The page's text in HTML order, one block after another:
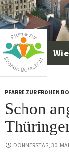
Zum
Inhalt
springen
Suchen
PFARRE ZUR FROHEN
Schon
DONNERSTAG, 30.